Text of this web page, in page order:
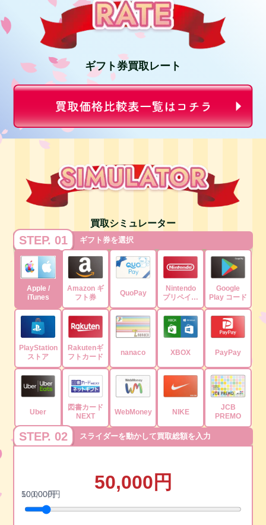
ギフト券買取レート
買取シミュレーター
STEP. 01 ギフト券を選択
Apple /
iTunes
Amazon ギ
フト券
QuoPay
Nintendo
プリペイド
コード
Google
Play コード
PlayStation
ストア
Rakutenギ
フトカード
nanaco XBOX PayPay
Uber
図書カード
NEXT
WebMoney NIKE
JCB
PREMO
STEP. 02 スライダーを動かして買取総額を入力
50,000 円
10,000円
500,000円